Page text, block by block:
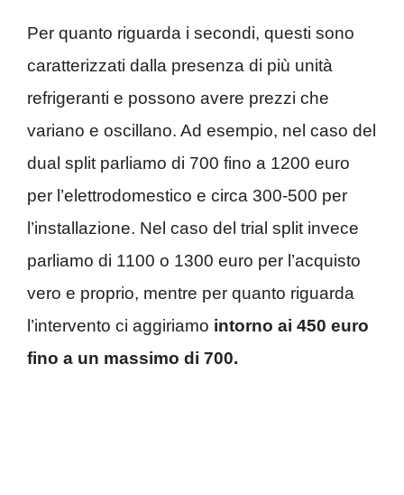
Per quanto riguarda i secondi, questi sono
caratterizzati dalla presenza di più unità
refrigeranti e possono avere prezzi che
variano e oscillano. Ad esempio, nel caso del
dual split parliamo di 700 fino a 1200 euro
per l’elettrodomestico e circa 300-500 per
l’installazione. Nel caso del trial split invece
parliamo di 1100 o 1300 euro per l’acquisto
vero e proprio, mentre per quanto riguarda
l’intervento ci aggiriamo intorno ai 450 euro
fino a un massimo di 700.